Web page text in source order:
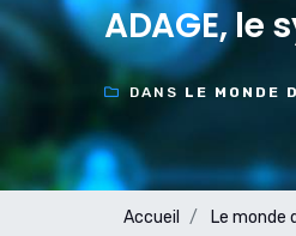
ADAGE,
DANS LE MONDE
Accueil Le monde